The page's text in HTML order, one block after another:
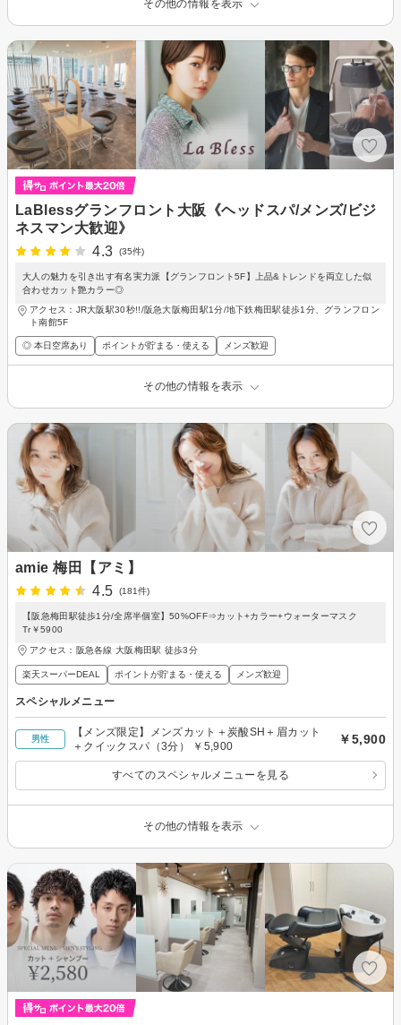
その他の情報を表示
LaBlessグランフロント大阪《ヘッドスパ/メンズ/ビジ
ネスマン大歓迎》
4.3
(35件)
大人の魅力を引き出す有名実力派【グランフロント5F】上品&トレンドを両立した似
合わせカット艶カラー◎
アクセス：JR大阪駅30秒!!/阪急大阪梅田駅1分/地下鉄梅田駅徒歩1分、グランフロン
ト南館5F
◎ 本日空席あり ポイントが貯まる・使える メンズ歓迎
その他の情報を表示
amie 梅田【アミ】
4.5
(181件)
【阪急梅田駅徒歩1分/全席半個室】50%OFF⇒カット+カラー+ウォーターマスク
Tr￥5900
アクセス：阪急各線 大阪梅田駅 徒歩3分
楽天スーパーDEAL ポイントが貯まる・使える メンズ歓迎
スペシャルメニュー
男性
【メンズ限定】メンズカット＋炭酸SH＋眉カット
＋クイックスパ（3分） ￥5,900
￥5,900
すべてのスペシャルメニューを見る
その他の情報を表示